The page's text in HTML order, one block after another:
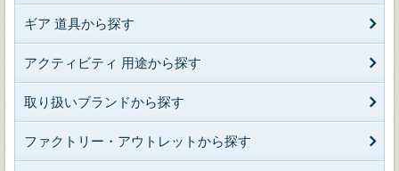
ギア 道具から探す
アクティビティ 用途から探す
取り扱いブランドから探す
ファクトリー・アウトレットから探す